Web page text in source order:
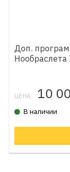
Доп.
ЦЕНА: 10
В наличии